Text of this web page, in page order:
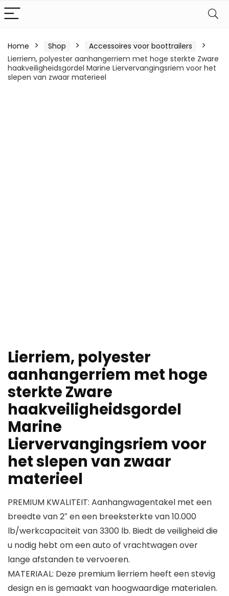
Home Shop
Accessoires voor boottrailers
Lierriem, polyester aanhangerriem met hoge sterkte Zware
haakveiligheidsgordel Marine Liervervangingsriem voor het
slepen van zwaar materieel
Lierriem, polyester
aanhangerriem met hoge
sterkte Zware
haakveiligheidsgordel
Marine
Liervervangingsriem voor
het slepen van zwaar
materieel
PREMIUM KWALITEIT: Aanhangwagentakel met een
breedte van 2″ en een breeksterkte van 10.000
lb/werkcapaciteit van 3300 lb. Biedt de veiligheid die
u nodig hebt om een ​​auto of vrachtwagen over
lange afstanden te vervoeren.
MATERIAAL: Deze premium lierriem heeft een stevig
design en is gemaakt van hoogwaardige materialen.